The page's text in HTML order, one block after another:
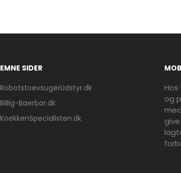
EMNE SIDER
RobotstoevsugerUdstyr.dk
Billig-Baerbar.dk
KoekkenSpecialisten.dk
og